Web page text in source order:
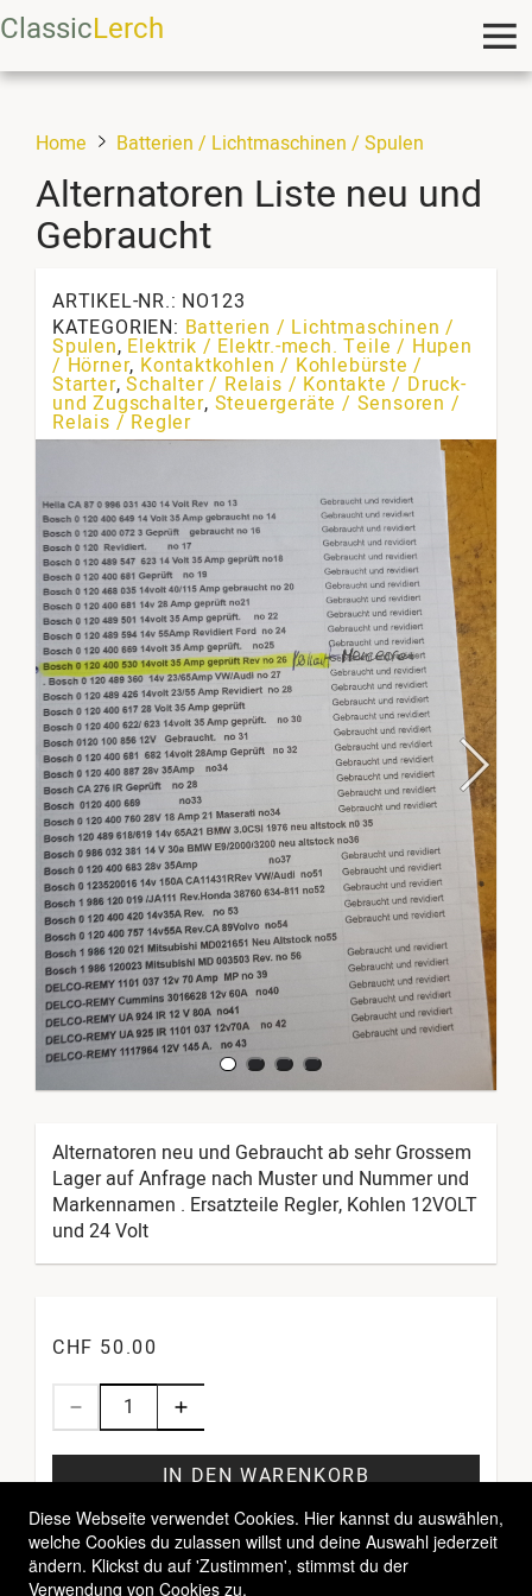
ClassicLerch
Home Batterien / Lichtmaschinen / Spulen
Alternatoren Liste neu und
Gebraucht
ARTIKEL-NR.: NO123
KATEGORIEN: Batterien / Lichtmaschinen /
Spulen, Elektrik / Elektr.-mech. Teile / Hupen
/ Hörner, Kontaktkohlen / Kohlebürste /
Starter,Schalter / Relais / Kontakte / Druck-
und Zugschalter, Steuergeräte / Sensoren /
Relais / Regler
Alternatoren neu und Gebraucht ab sehr Grossem
Lager auf Anfrage nach Muster und Nummer und
Markennamen . Ersatzteile Regler, Kohlen 12VOLT
und 24 Volt
CHF 50.00
IN DEN WARENKORB
Diese Webseite verwendet Cookies. Hier kannst du auswählen,
welche Cookies du zulassen willst und deine Auswahl jederzeit
ändern. Klickst du auf 'Zustimmen', stimmst du der
Verwendung von Cookies zu.